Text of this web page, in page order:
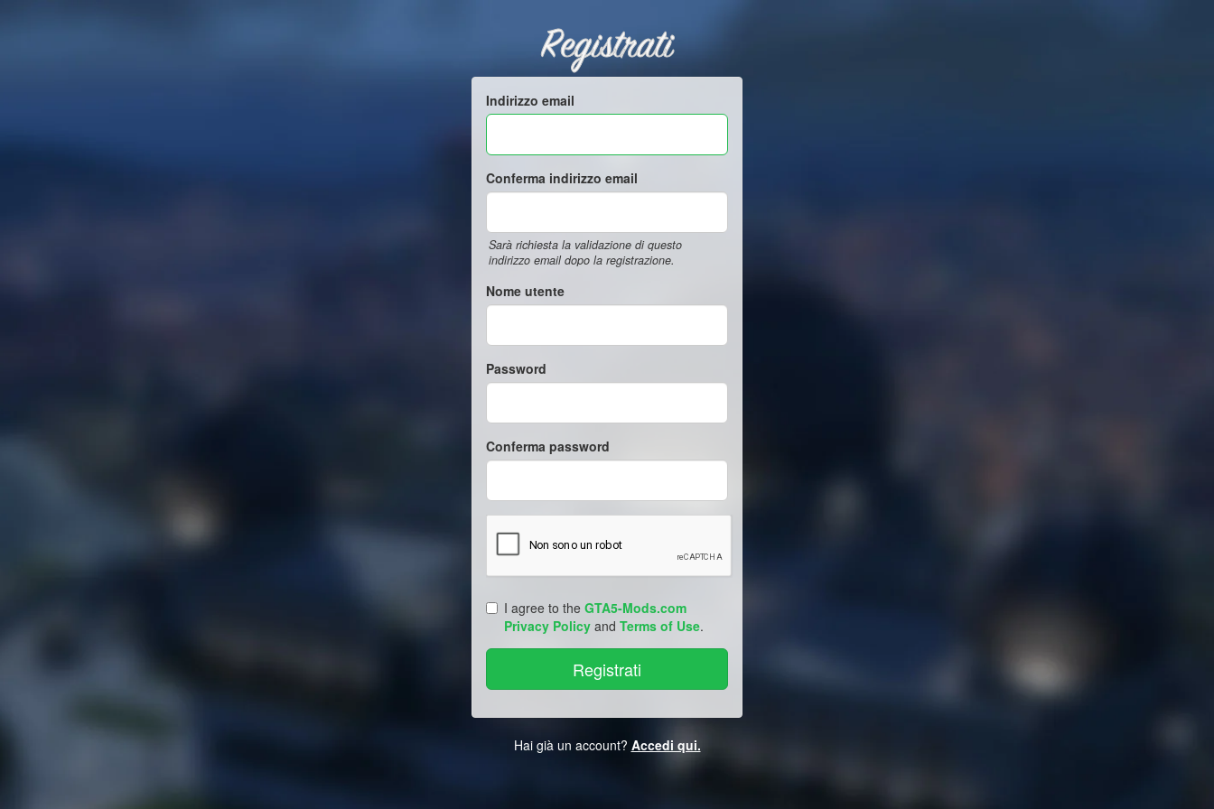
Registrati
Indirizzo email
Conferma indirizzo email
Sarà richiesta la validazione di questo
indirizzo email dopo la registrazione.
Nome utente
Password
Conferma password
I agree to the GTA5-Mods.com
Privacy Policy and Terms of Use.
Hai già un account? Accedi qui.